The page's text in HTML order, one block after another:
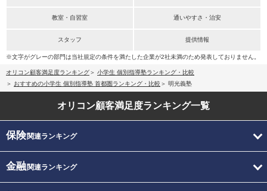
教室・自習室 通いやすさ・治安
スタッフ 提供情報
※文字がグレーの部門は当社規定の条件を満たした企業が2社未満のため発表しておりません。
オリコン顧客満足度ランキング
小学生 個別指導塾ランキング・比較
おすすめの小学生 個別指導塾 首都圏ランキング・比較
明光義塾
オリコン顧客満足度ランキング一覧
保険関連ランキング
金融関連ランキング